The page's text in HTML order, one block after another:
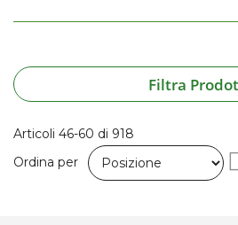
Filtra
Articoli 46-60 di 918
Ordina per